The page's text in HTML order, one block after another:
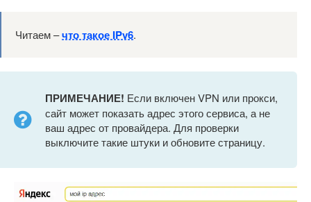
Читаем –что такое IPv6.
ПРИМЕЧАНИЕ! Если включен VPN или прокси,
сайт может показать адрес этого сервиса, а не
ваш адрес от провайдера. Для проверки
выключите такие штуки и обновите страницу.